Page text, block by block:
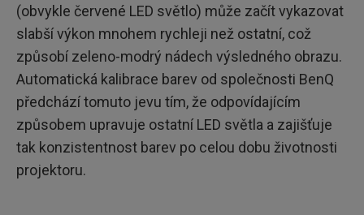
(obvykle červené LED světlo) může začít vykazovat
slabší výkon mnohem rychleji než ostatní, což
způsobí zeleno-modrý nádech výsledného obrazu.
Automatická kalibrace barev od společnosti BenQ
předchází tomuto jevu tím, že odpovídajícím
způsobem upravuje ostatní LED světla a zajišťuje
tak konzistentnost barev po celou dobu životnosti
projektoru.